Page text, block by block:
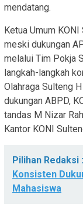
mendatang.
Ketua Umum
meski dukungan
melalui Tim Pokja
langkah-langkah
Olahraga Sulteng
dukungan ABPD,
tandas M Nizar
Kantor KONI
Pilihan Redaksi :
Konsisten
Mahasiswa